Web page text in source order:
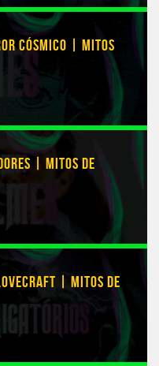
CÓSMICO | MITOS
| MITOS DE
| MITOS DE